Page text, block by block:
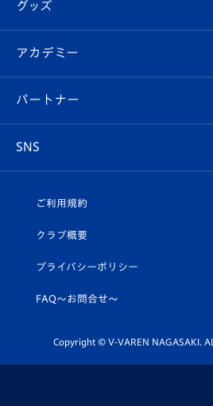
チケット
イベント
メディア
ホームタウン
スタッフプロフィール
マスコット紹介
平和祈念活動
ホームタウン活動
Revive Team
ヴィヴィくんの長崎おもてなしガイド
フォトギャラリー
スタジアムグルメ
V-LOVERS（ファンクラブ）
プレイヤーズスイート
グッズ
オンラインショップ
店舗情報
アカデミー
育成からのお知らせ
U-18
スクール
パートナー
SNS
ヴィヴィくんインスタグラム
公式LINE＠
ご利用規約
クラブ概要
プライバシーポリシー
FAQ〜お問合せ〜
Copyright © V-VAREN NAGASAKI.